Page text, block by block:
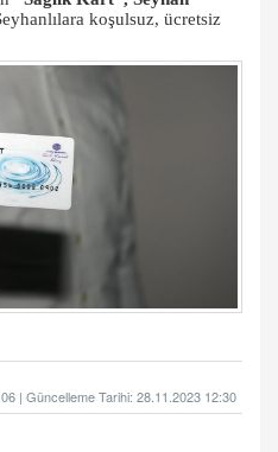
koşulsuz, ücretsiz
| Güncelleme Tarihi: 28.11.2023 12:30